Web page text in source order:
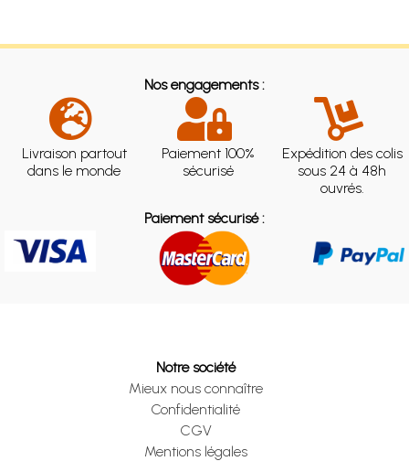
Nos engagements :
Livraison partout
dans le monde
Paiement 100%
sécurisé
Expédition des colis
sous 24 à 48h
ouvrés.
Paiement sécurisé :
Notre société
Mieux nous connaître
Confidentialité
CGV
Mentions légales